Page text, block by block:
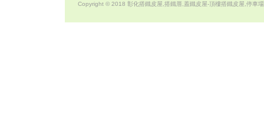
Copyright © 2018 彰化搭鐵皮屋,搭鐵厝,蓋鐵皮屋-頂樓搭鐵皮屋,停車